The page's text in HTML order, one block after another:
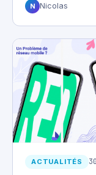
N Nicolas
ACTUALITÉS